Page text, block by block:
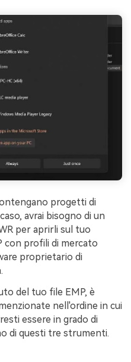
progetti di
avrai bisogno di un
per aprirli sul tuo
con profili di mercato
proprietario di
del tuo file EMP, è
nell'ordine in cui
essere in grado di
di questi tre strumenti.